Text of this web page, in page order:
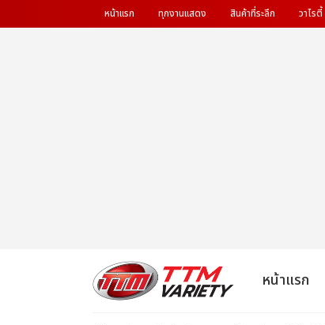
หน้าแรก ทุกงานแสดง สินค้าที่ระลึก วาไรตี้
หน้าแรก